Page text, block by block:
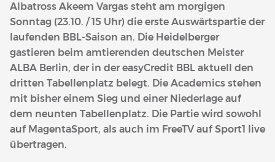
Albatross Akeem Vargas steht am morgigen
Sonntag (23.10. / 15 Uhr) die erste Auswärtspartie der
laufenden BBL-Saison an. Die Heidelberger
gastieren beim amtierenden deutschen Meister
ALBA Berlin, der in der easyCredit BBL aktuell den
dritten Tabellenplatz belegt. Die Academics stehen
mit bisher einem Sieg und einer Niederlage auf
dem neunten Tabellenplatz. Die Partie wird sowohl
auf MagentaSport, als auch im FreeTV auf Sport1 live
übertragen.